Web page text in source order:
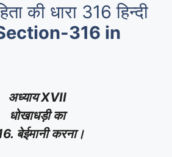
की धारा 316 हिन्दी
316 in
अध्याय XVII
धोखाधड़ी का
बेईमानी करना।